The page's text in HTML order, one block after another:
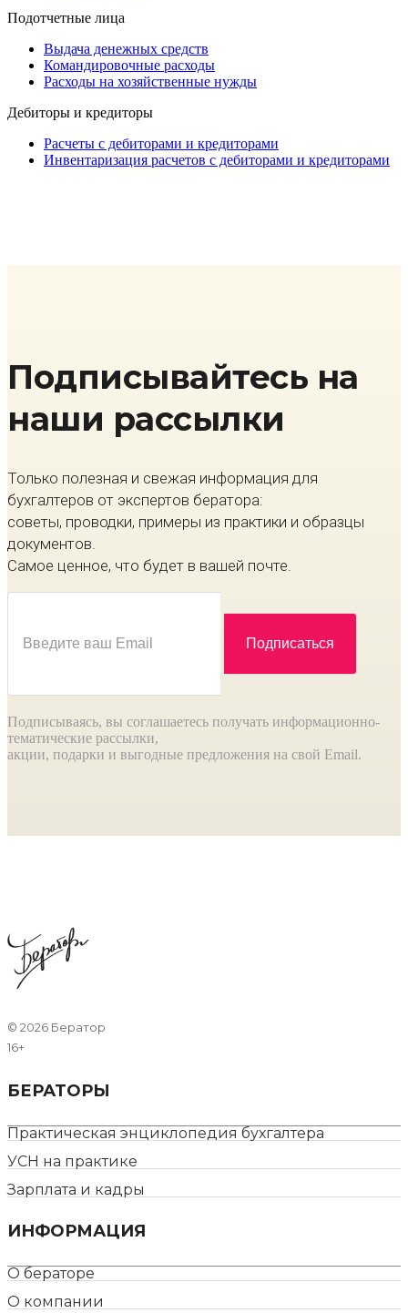
Подотчетные лица
Выдача денежных средств
Командировочные расходы
Расходы на хозяйственные нужды
Дебиторы и кредиторы
Расчеты с дебиторами и кредиторами
Инвентаризация расчетов с дебиторами и кредиторами
Подписывайтесь на
наши рассылки
Только полезная и свежая информация для
бухгалтеров от экспертов бератора:
советы, проводки, примеры из практики и образцы
документов.
Самое ценное, что будет в вашей почте.
Подписываясь, вы соглашаетесь получать информационно-
тематические рассылки,
акции, подарки и выгодные предложения на свой Email.
© 2026 Бератор
16+
БЕРАТОРЫ
Практическая энциклопедия бухгалтера
УСН на практике
Зарплата и кадры
ИНФОРМАЦИЯ
О бераторе
О компании